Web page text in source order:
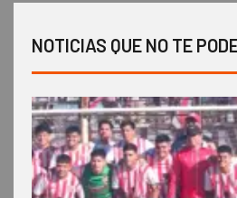
NOTICIAS QUE NO TE